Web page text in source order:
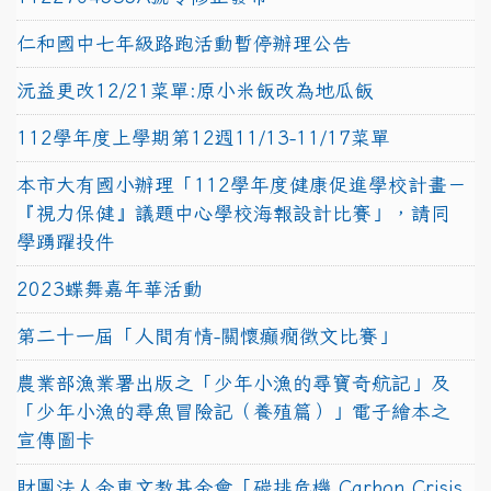
仁和國中七年級路跑活動暫停辦理公告
沅益更改12/21菜單:原小米飯改為地瓜飯
112學年度上學期第12週11/13-11/17菜單
本市大有國小辦理「112學年度健康促進學校計畫－
『視力保健』議題中心學校海報設計比賽」，請同
學踴躍投件
2023蝶舞嘉年華活動
第二十一屆「人間有情-關懷癲癇徵文比賽」
農業部漁業署出版之「少年小漁的尋寶奇航記」及
「少年小漁的尋魚冒險記（養殖篇）」電子繪本之
宣傳圖卡
財團法人金車文教基金會「碳排危機 Carbon Crisis